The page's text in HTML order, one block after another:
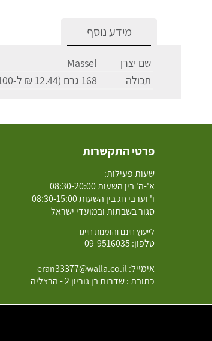
מידע נוסף
שם יצרן
Massel
תכולה
168 גרם (12.44 ₪ ל-100 גרם)
פרטי התקשרות
שעות פעילות:
א'-ה' בין השעות 08:30-20:00
ו' וערבי חג בין השעות 08:30-15:00
סגור בשבתות ובמועדי ישראל
לייעוץ חינם והזמנות חייגו
טלפון: 09-9516035
אימייל:eran33377@walla.co.il
כתובת : שדרות בן גוריון 2 - הרצליה